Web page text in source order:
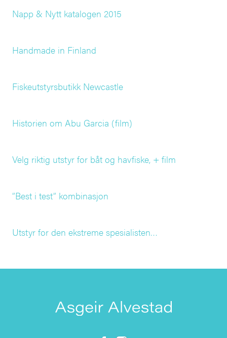
Napp & Nytt katalogen 2015
Handmade in Finland
Fiskeutstyrsbutikk Newcastle
Historien om Abu Garcia (film)
Velg riktig utstyr for båt og havfiske, + film
”Best i test” kombinasjon
Utstyr for den ekstreme spesialisten…